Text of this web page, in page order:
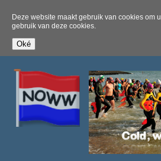
Deze website maakt gebruik van cookies om
gebruik van deze cookies.